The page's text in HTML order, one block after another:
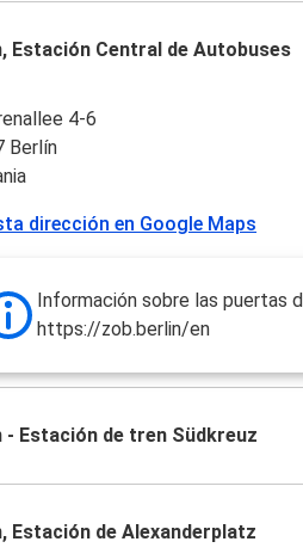
Estación Central de Autobuses
4-6
Berlín
dirección en Google Maps
Información sobre las puertas
https://zob.berlin/en
- Estación de tren Südkreuz
Estación de Alexanderplatz